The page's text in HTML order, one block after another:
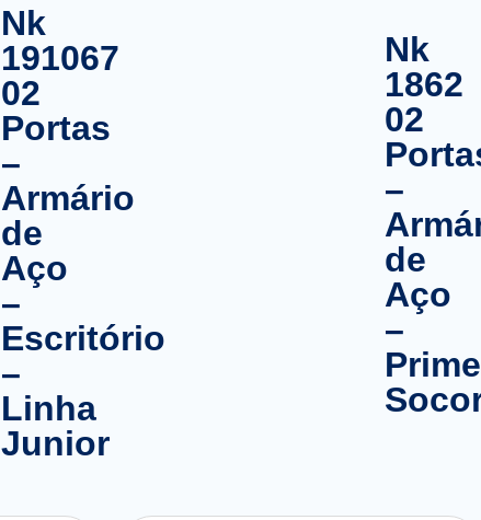
Nk
191067
02
Portas
–
Armário
de
Aço
–
Escritório
–
Linha
Junior
Nk
1862
02
–
de
Aço
–